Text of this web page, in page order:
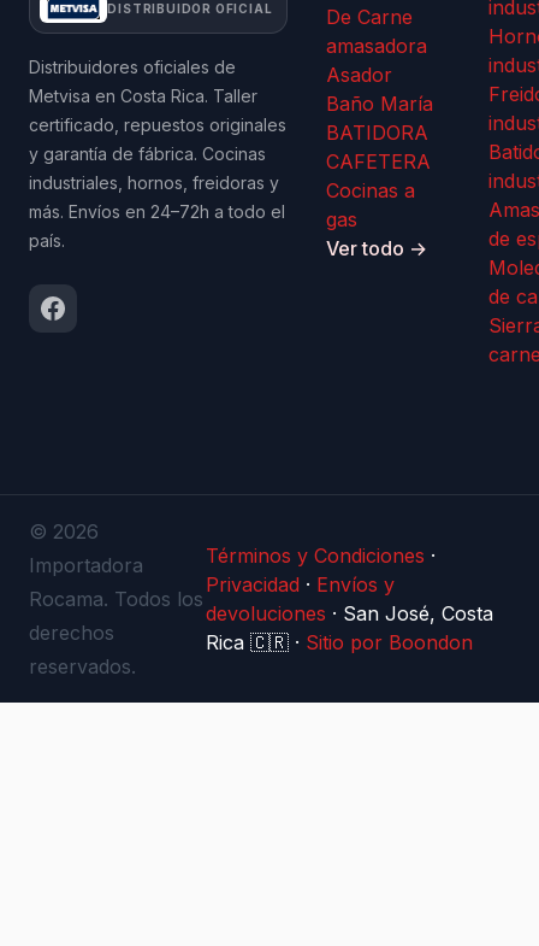
DISTRIBUIDOR OFICIAL
Distribuidores oficiales de
Metvisa en Costa Rica. Taller
certificado, repuestos originales
y garantía de fábrica. Cocinas
industriales, hornos, freidoras y
más. Envíos en 24–72h a todo el
país.
De Carne
amasadora
Asador
Baño María
BATIDORA
CAFETERA
Cocinas a
gas
Ver todo →
de
de
© 2026
Importadora
Rocama. Todos los
derechos
reservados.
Términos y Condiciones ·
Privacidad · Envíos y
devoluciones · San José, Costa
Rica 🇨🇷 · Sitio por Boondon